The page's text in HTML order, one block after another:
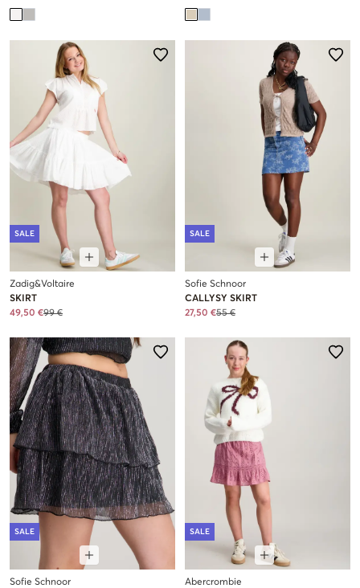
SALE
Zadig&Voltaire
SKIRT
49,50 €99 €
SALE
Sofie Schnoor
CALLYSY SKIRT
27,50 €55 €
SALE
Sofie Schnoor
SALE
Abercrombie